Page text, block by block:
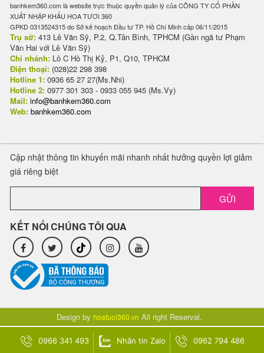
banhkem360.com là website trực thuộc quyền quản lý của CÔNG TY CỔ PHẦN
XUẤT NHẬP KHẨU HOA TƯƠI 360
GPKD 0313524315 do Sở kế hoạch Đầu tư TP. Hồ Chí Minh cấp 06/11/2015
Trụ sở: 413 Lê Văn Sỹ, P.2, Q.Tân Bình, TPHCM (Gần ngã tư Phạm
Văn Hai với Lê Văn Sỹ)
Chi nhánh: Lô C Hồ Thị Kỷ, P1, Q10, TPHCM
Điện thoại: (028)22 298 398
Hotline 1: 0936 65 27 27(Ms.Nhi)
Hotline 2: 0977 301 303 - 0933 055 945 (Ms.Vy)
Mail: info@banhkem360.com
Web: banhkem360.com
Cập nhật thông tin khuyến mãi nhanh nhất hưởng quyền lợi giảm
giá riêng biệt
GỬI
KẾT NỐI CHÚNG TÔI QUA
Design by hoatuoi360.vn All right Reserval.
0966 341 493 Nhắn tin Zalo 0962 794 486